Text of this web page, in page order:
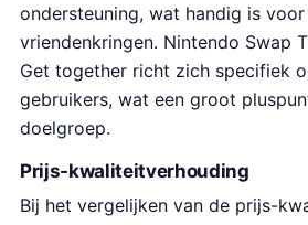
ondersteuning, wat handig is
vriendenkringen. Nintendo Swap
Get together richt zich specifiek
gebruikers, wat een groot
doelgroep.
Prijs-kwaliteitverhouding
Bij het vergelijken van de prijs-